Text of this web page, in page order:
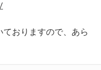
おりますので、あら